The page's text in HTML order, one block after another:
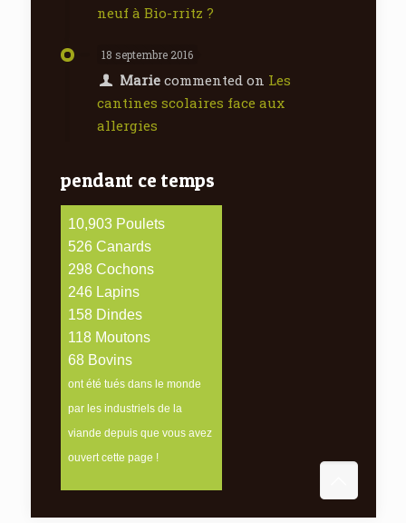
neuf à Bio-rritz ?
18 septembre 2016
Mariecommented on Les
cantines scolaires face aux
allergies
pendant ce temps
12,012 Poulets
579 Canards
329 Cochons
271 Lapins
175 Dindes
130 Moutons
75 Bovins
ont été tués dans le monde
par les industriels de la
viande depuis que vous avez
ouvert cette page !